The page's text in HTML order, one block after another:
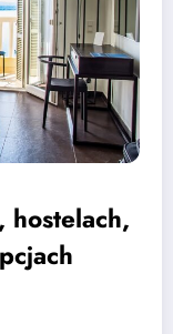
hostelach,